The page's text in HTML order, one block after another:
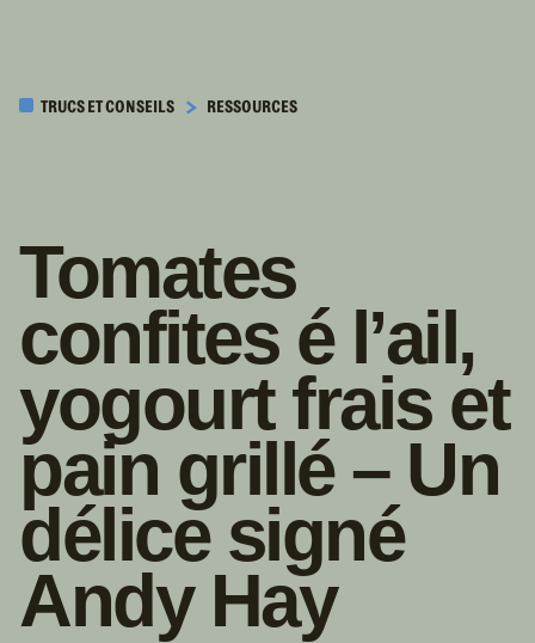
CONTENUTRUCS ET CONSEILS RESSOURCES
Tomates
confites é l’ail,
yogourt frais et
pain grillé – Un
délice signé
Andy Hay